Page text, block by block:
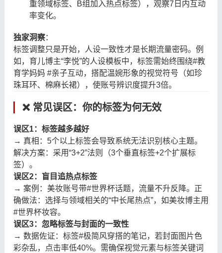
重领域标签、B组加入热点标签），观察7日内互动
率变化。
独家洞察：
标签调整只是开始，人设一致性才是长期流量密码。例
如，育儿博主“李悦”的人设模板中，标签需始终围绕#教
育学妈妈 #亲子互动，搭配温婉形象的视觉符号（如珍
珠耳环、棉麻长裙），使账号辨识度提升3倍。
❌ 常见误区：你的标签为何无效
误区1：标签越多越好
→ 真相：5个以上标签会导致系统无法识别核心主题。
解决方案：采用“3+2”法则（3个垂直标签+2个扩展标
签）。
误区2：盲目追热点标签
→ 案例：美妆账号带#世界杯话题，流量不升反降。正
确做法：选择与领域相关的“中长尾热点”，如美妆博主用
#世界杯妆容。
误区3：忽略标签与封面的一致性
→ 数据佐证：标签#极简风穿搭的笔记，若封面图片色
彩杂乱，点击率低40%。需确保视觉元素与标签关键词